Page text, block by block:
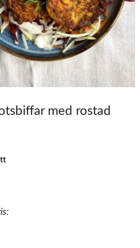
med rostad